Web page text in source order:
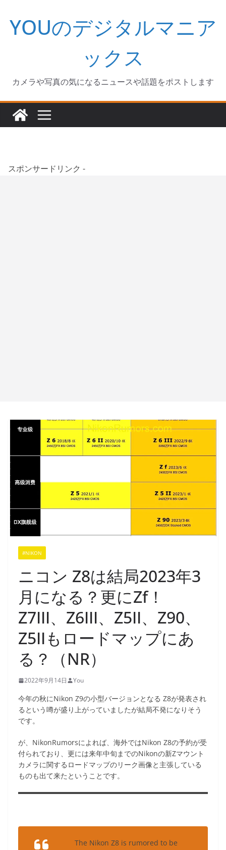
キ
YOUのデジタルマニア
ックス
カメラや写真の気になるニュースや話題をポストします
スポンサードリンク -
#NIKON
ニコン Z8は結局2023年3
月になる？更にZf！
Z7III、Z6III、Z5II、Z90、
Z5IIもロードマップにあ
る？（NR）
2022年9月14日 You
今年の秋にNikon Z9の小型バージョンとなる Z8が発表され
るという噂が盛り上がっていましたが結局不発になりそう
です。
が、NikonRumorsによれば、海外ではNikon Z8の予約が受
付られており、更には来年中旬までのNikonの新Zマウント
カメラに関するロードマップのリーク画像と主張している
ものも出て来たということです。
The Nikon Z8 is rumored to be